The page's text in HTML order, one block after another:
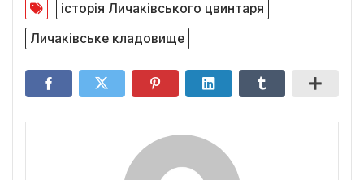
історія Личаківського цвинтаря
Личаківське кладовище